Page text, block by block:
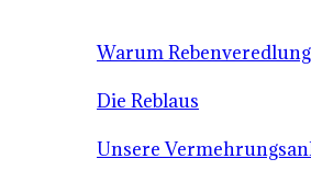
Warum
Die Reblaus
Unsere